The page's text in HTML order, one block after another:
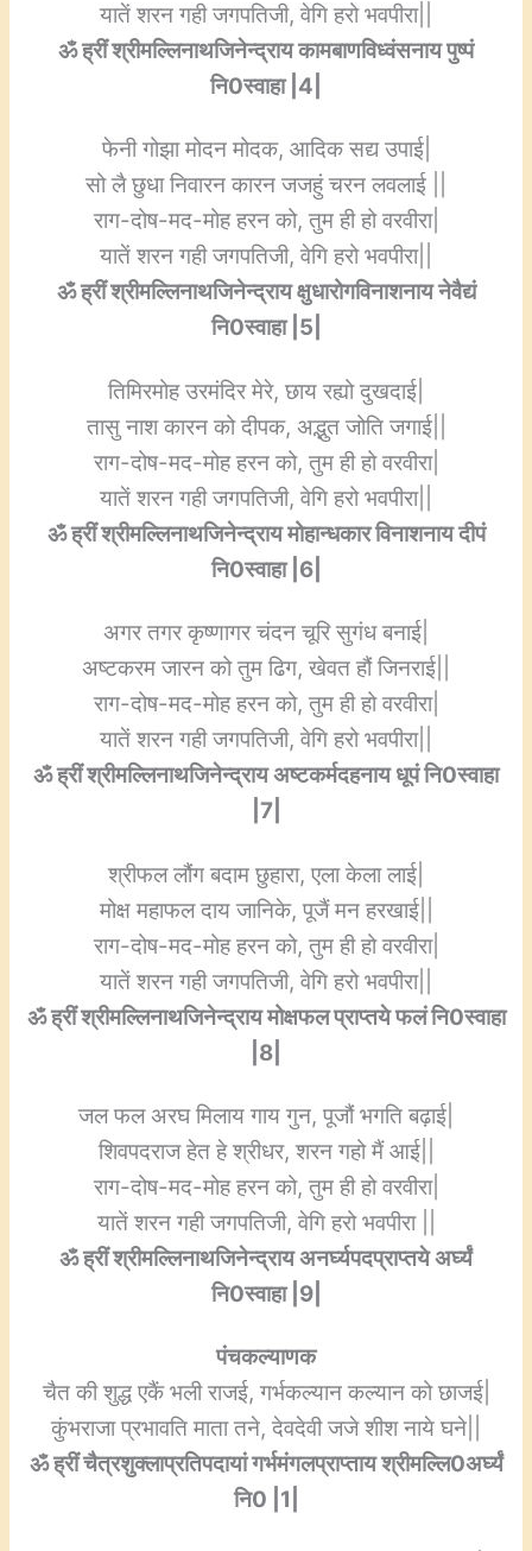
यातें शरन गही जगपतिजी, वेगि हरो भवपीरा||
ॐ ह्रीं श्रीमल्लिनाथजिनेन्द्राय कामबाणविध्वंसनाय पुष्पं
नि0स्वाहा |4|
फेनी गोझा मोदन मोदक, आदिक सद्य उपाई|
सो लै छुधा निवारन कारन जजहुं चरन लवलाई ||
राग-दोष-मद-मोह हरन को, तुम ही हो वरवीरा|
यातें शरन गही जगपतिजी, वेगि हरो भवपीरा||
ॐ ह्रीं श्रीमल्लिनाथजिनेन्द्राय क्षुधारोगविनाशनाय नेवैद्यं
नि0स्वाहा |5|
तिमिरमोह उरमंदिर मेरे, छाय रह्यो दुखदाई|
तासु नाश कारन को दीपक, अद्भुत जोति जगाई||
राग-दोष-मद-मोह हरन को, तुम ही हो वरवीरा|
यातें शरन गही जगपतिजी, वेगि हरो भवपीरा||
ॐ ह्रीं श्रीमल्लिनाथजिनेन्द्राय मोहान्धकार विनाशनाय दीपं
नि0स्वाहा |6|
अगर तगर कृष्णागर चंदन चूरि सुगंध बनाई|
अष्टकरम जारन को तुम ढिग, खेवत हौं जिनराई||
राग-दोष-मद-मोह हरन को, तुम ही हो वरवीरा|
यातें शरन गही जगपतिजी, वेगि हरो भवपीरा||
ॐ ह्रीं श्रीमल्लिनाथजिनेन्द्राय अष्टकर्मदहनाय धूपं नि0स्वाहा
|7|
श्रीफल लौंग बदाम छुहारा, एला केला लाई|
मोक्ष महाफल दाय जानिके, पूजैं मन हरखाई||
राग-दोष-मद-मोह हरन को, तुम ही हो वरवीरा|
यातें शरन गही जगपतिजी, वेगि हरो भवपीरा||
ॐ ह्रीं श्रीमल्लिनाथजिनेन्द्राय मोक्षफल प्राप्तये फलं नि0स्वाहा
|8|
जल फल अरघ मिलाय गाय गुन, पूजौं भगति बढ़ाई|
शिवपदराज हेत हे श्रीधर, शरन गहो मैं आई||
राग-दोष-मद-मोह हरन को, तुम ही हो वरवीरा|
यातें शरन गही जगपतिजी, वेगि हरो भवपीरा ||
ॐ ह्रीं श्रीमल्लिनाथजिनेन्द्राय अनर्घ्यपदप्राप्तये अर्घ्यं
नि0स्वाहा |9|
पंचकल्याणक
चैत की शुद्ध एकैं भली राजई, गर्भकल्यान कल्यान को छाजई|
कुंभराजा प्रभावति माता तने, देवदेवी जजे शीश नाये घने||
ॐ ह्रीं चैत्रशुक्लाप्रतिपदायां गर्भमंगलप्राप्ताय श्रीमल्लि0अर्घ्यं
नि0 |1|